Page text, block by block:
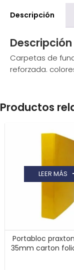
Descripción
Descripción
Carpetas de
reforzada.
Productos
Portabloc
35mm carton
LEER MÁS